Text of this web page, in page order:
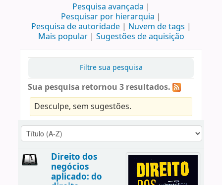
Pesquisa avançada
Pesquisar por hierarquia
Pesquisa de autoridade
Nuvem de tags
Mais popular
Sugestões de aquisição
Filtre sua pesquisa
Sua pesquisa retornou 3 resultados.
Desculpe, sem sugestões.
Direito dos
negócios
aplicado: do